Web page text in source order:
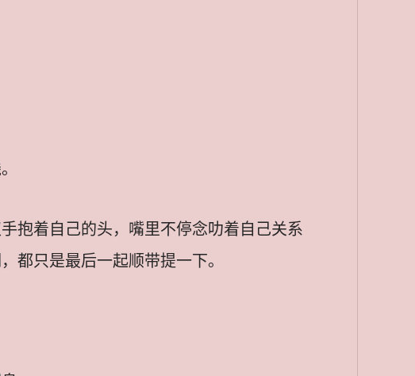
抱着自己的头，嘴里不停念叻着自己关系
都只是最后一起顺带提一下。